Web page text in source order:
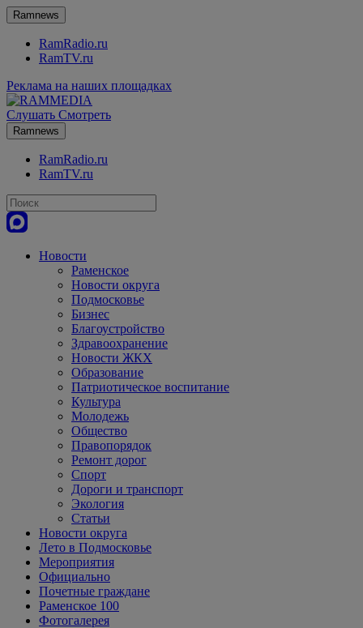
Ramnews
RamRadio.ru
RamTV.ru
Реклама на наших площадках
Слушать Смотреть
Ramnews
RamRadio.ru
RamTV.ru
Новости
Раменское
Новости округа
Подмосковье
Бизнес
Благоустройство
Здравоохранение
Новости ЖКХ
Образование
Патриотическое воспитание
Культура
Молодежь
Общество
Правопорядок
Ремонт дорог
Спорт
Дороги и транспорт
Экология
Статьи
Новости округа
Лето в Подмосковье
Мероприятия
Официально
Почетные граждане
Раменское 100
Фотогалерея